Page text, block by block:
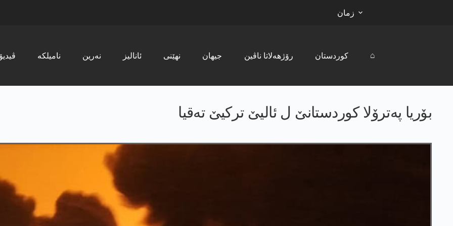
زمان
ڤیدیۆ نامیلکە نەرین ئانالیز نھێنی جیھان رۆژھەلاتا ناڤین کوردستان ⌂
بۆریا پەترۆلا کوردستانێ ل ئالیێ ترکیێ تەقیا